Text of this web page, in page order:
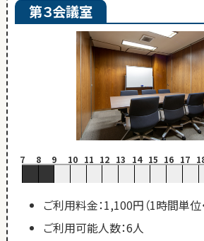
第３会議室
7 8 9 10 11 12 13 14 15 16 17
ご利用料金：1,100円（1時間単位
ご利用可能人数：6人